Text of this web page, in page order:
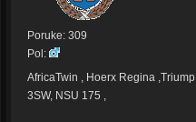
Poruke: 309
Pol:
AfricaTwin , Hoerx Regina ,Triump
3SW, NSU 175 ,